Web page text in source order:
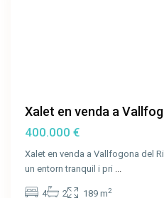
Xalet en venda a
400.000 €
Xalet en venda a Vallfogona del
un entorn tranquil i pri ...
4 2 189 m2